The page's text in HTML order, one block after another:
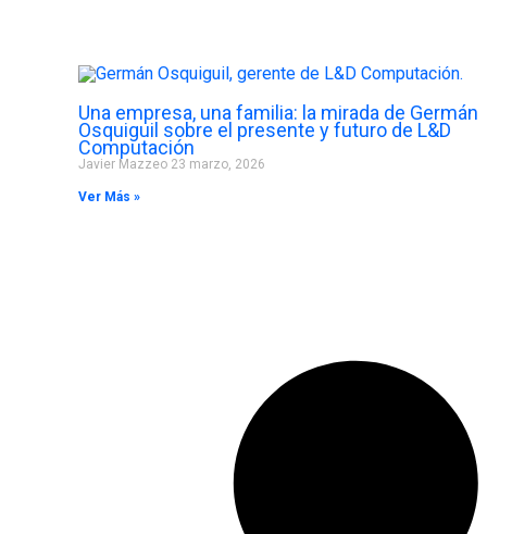
Una empresa, una familia: la mirada de Germán
Osquiguil sobre el presente y futuro de L&D
Computación
Javier Mazzeo 23 marzo, 2026
Ver Más »